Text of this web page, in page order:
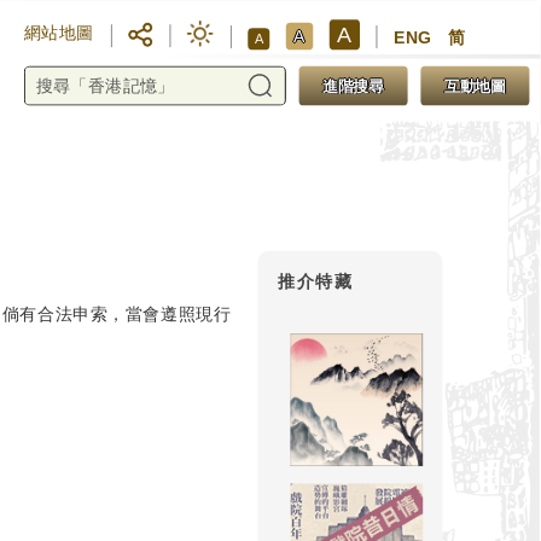
網站地圖 A A A ENG 简
進階搜尋 互動地圖
有合法申索，當會遵照現行
推介特藏